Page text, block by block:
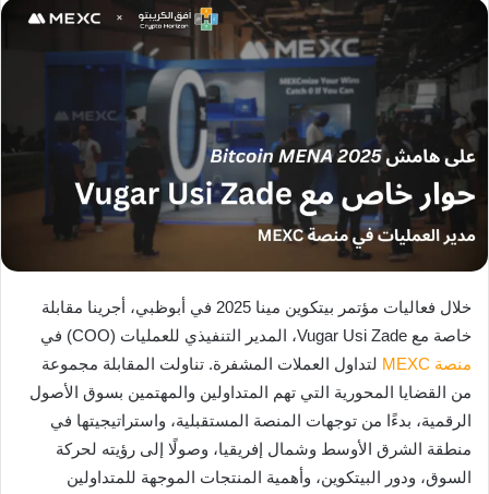
خلال فعاليات مؤتمر بيتكوين مينا 2025 في أبوظبي، أجرينا مقابلة
خاصة مع Vugar Usi Zade، المدير التنفيذي للعمليات (COO) في
منصة MEXC
لتداول العملات المشفرة. تناولت المقابلة مجموعة
من القضايا المحورية التي تهم المتداولين والمهتمين بسوق الأصول
الرقمية، بدءًا من توجهات المنصة المستقبلية، واستراتيجيتها في
منطقة الشرق الأوسط وشمال إفريقيا، وصولًا إلى رؤيته لحركة
السوق، ودور البيتكوين، وأهمية المنتجات الموجهة للمتداولين